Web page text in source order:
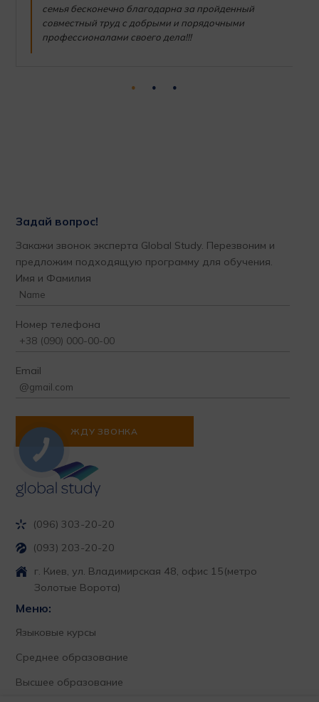
семья бесконечно благодарна за пройденный
совместный труд с добрыми и порядочными
профессионалами своего дела!!!
(096) 303-20-20
(093) 203-20-20
г. Киев, ул. Владимирская 48, офис 15(метро
Золотые Ворота)
Меню:
Языковые курсы
Среднее образование
Высшее образование
Задай вопрос!
Закажи звонок эксперта Global Study. Перезвоним и
предложим подходящую программу для обучения.
Имя и Фамилия
Номер телефона
Email